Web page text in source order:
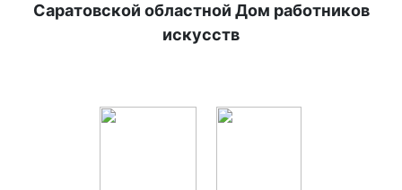
Саратовской областной Дом работников
искусств